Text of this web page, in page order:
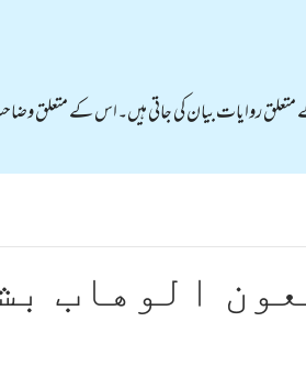
روایات بیان کی جاتی ہیں۔اس کے متعلق وضاحت
الوهاب